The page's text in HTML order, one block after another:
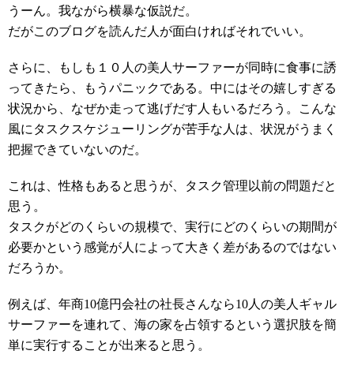
うーん。我ながら横暴な仮説だ。
だがこのブログを読んだ人が面白ければそれでいい。
さらに、もしも１０人の美人サーファーが同時に食事に誘
ってきたら、もうパニックである。中にはその嬉しすぎる
状況から、なぜか走って逃げだす人もいるだろう。こんな
風にタスクスケジューリングが苦手な人は、状況がうまく
把握できていないのだ。
これは、性格もあると思うが、タスク管理以前の問題だと
思う。
タスクがどのくらいの規模で、実行にどのくらいの期間が
必要かという感覚が人によって大きく差があるのではない
だろうか。
例えば、年商10億円会社の社長さんなら10人の美人ギャル
サーファーを連れて、海の家を占領するという選択肢を簡
単に実行することが出来ると思う。